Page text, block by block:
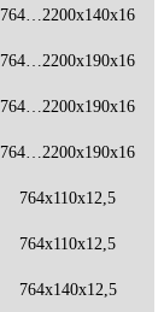
764…2200x140x16
764…2200x190x16
764…2200x190x16
764…2200x190x16
764x110x12,5
764x110x12,5
764x140x12,5